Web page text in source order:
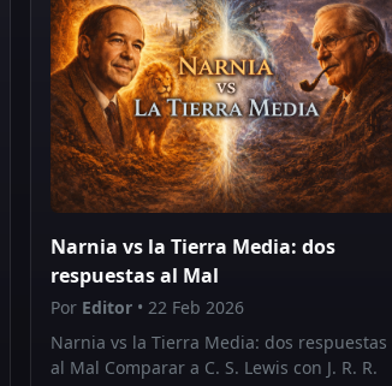
Narnia vs la Tierra Media: dos
respuestas al Mal
Por Editor• 22 Feb 2026
Narnia vs la Tierra Media: dos respuestas
al Mal Comparar a C. S. Lewis con J. R. R.